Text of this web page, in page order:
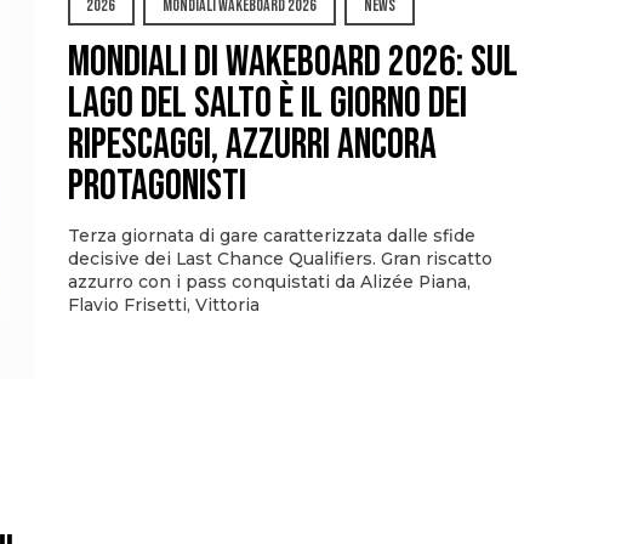
2026 MONDIALI WAKEBOARD 2026 NEWS
Mondiali di Wakeboard 2026: sul
Lago del Salto è il giorno dei
ripescaggi, azzurri ancora
protagonisti
Terza giornata di gare caratterizzata dalle sfide
decisive dei Last Chance Qualifiers. Gran riscatto
azzurro con i pass conquistati da Alizée Piana,
Flavio Frisetti, Vittoria